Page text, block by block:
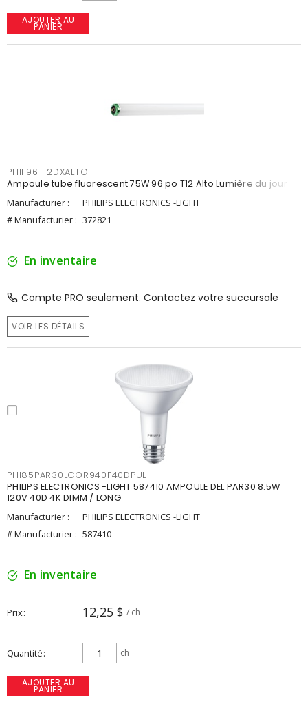
AJOUTER AU
PANIER
PHIF96T12DXALTO
Ampoule tube fluorescent 75W 96 po T12 Alto Lumière du jour
Manufacturier :
PHILIPS ELECTRONICS -LIGHT
# Manufacturier : 372821
En inventaire
Compte PRO seulement. Contactez votre succursale
VOIR LES DÉTAILS
PHI85PAR30LCOR940F40DPUL
PHILIPS ELECTRONICS -LIGHT 587410 AMPOULE DEL PAR30 8.5W
120V 40D 4K DIMM / LONG
Manufacturier :
PHILIPS ELECTRONICS -LIGHT
# Manufacturier : 587410
En inventaire
Prix 12,25 $ / ch
Quantité ch
AJOUTER AU
PANIER